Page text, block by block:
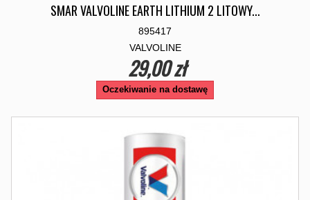
SMAR VALVOLINE EARTH LITHIUM 2 LITOWY...
895417
VALVOLINE
29,00 zł
Oczekiwanie na dostawę